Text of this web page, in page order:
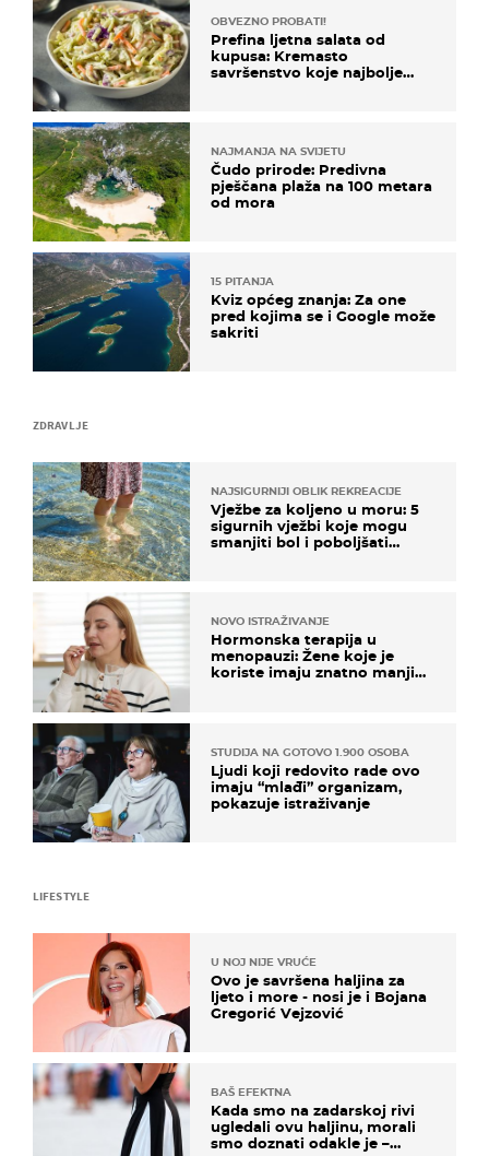
ZDRAVLJE
NAJSIGURNIJI OBLIK REKREACIJE
Vježbe za koljeno u moru: 5
sigurnih vježbi koje mogu
smanjiti bol i poboljšati
NOVO ISTRAŽIVANJE
Hormonska terapija u
menopauzi: Žene koje je
koriste imaju znatno manji
STUDIJA NA GOTOVO 1.900 OSOBA
Ljudi koji redovito rade ovo
imaju “mlađi” organizam,
pokazuje istraživanje
OBVEZNO PROBATI!
Prefina ljetna salata od
kupusa: Kremasto
savršenstvo koje najbolje
NAJMANJA NA SVIJETU
Čudo prirode: Predivna
pješčana plaža na 100 metara
od mora
15 PITANJA
Kviz općeg znanja: Za one
pred kojima se i Google može
sakriti
LIFESTYLE
U NOJ NIJE VRUĆE
Ovo je savršena haljina za
ljeto i more - nosi je i Bojana
Gregorić Vejzović
BAŠ EFEKTNA
Kada smo na zadarskoj rivi
ugledali ovu haljinu, morali
smo doznati odakle je –